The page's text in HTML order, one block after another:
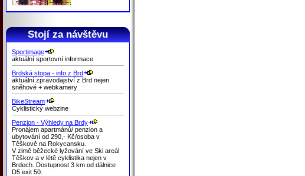
Stojí za návštěvu
Sportimage
aktuální sportovní informace
Brdská stopa - info z Brd
aktuální zpravodajství z Brd nejen
sněhové + webkamery
BikeStream
Cyklistický webzine
Penzion - Výhledy na Brdy
Pronájem apartmánů/ penzion a
ubytování od 290,- Kč/osoba v
Těškově na Rokycansku.
V zimě běžecké lyžování ve Ski areál
Těškov a v létě cyklistika nejen v
Brdech. Dostupnost 3 km od dálnice
D5 exit 50.